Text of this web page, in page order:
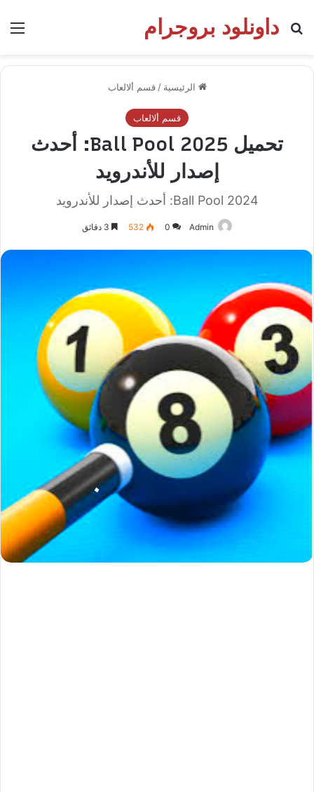
داونلود بروجرام
بحث عن
الرئيسية / قسم ألالعاب
قسم ألالعاب
تحميل Ball Pool 2025: أحدث
إصدار للأندرويد
Ball Pool 2024: أحدث إصدار للأندرويد
Admin
0
532